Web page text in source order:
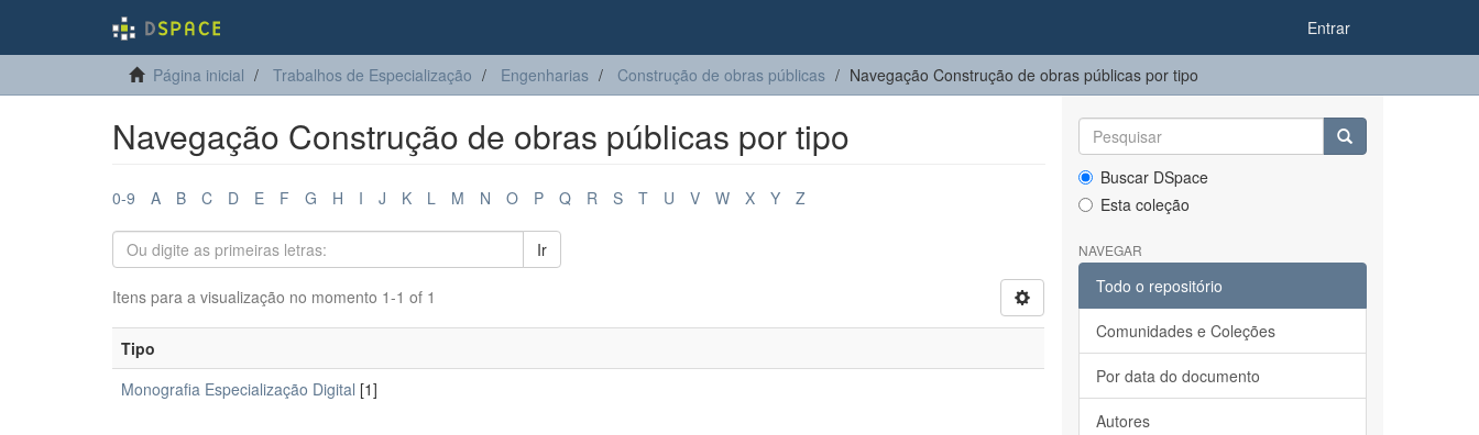
Entrar
Página inicial Trabalhos de Especialização Engenharias Construção de obras públicas Navegação Construção de obras públicas por tipo
Navegação Construção de obras públicas por tipo
0-9 A B C D E F G H I J K L M N O P Q R S T U V W X Y Z
Ir
Itens para a visualização no momento 1-1 of 1
Tipo
Monografia Especialização Digital [1]
Buscar DSpace
Esta coleção
NAVEGAR
Todo o repositório
Comunidades e Coleções
Por data do documento
Autores